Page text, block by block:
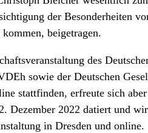
der Besonderheiten
beigetragen.
des
sowie der Deutschen
stattfinden, erfreute sich
Dezember 2022 datiert und
in Dresden und online.